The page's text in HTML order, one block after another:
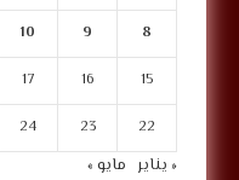
8
9
10
15
16
17
22
23
24
« يناير مايو »